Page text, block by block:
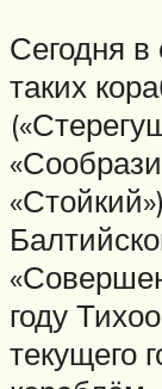
Сегодня в
таких
году
текущего